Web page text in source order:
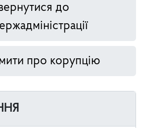
до
про корупцію